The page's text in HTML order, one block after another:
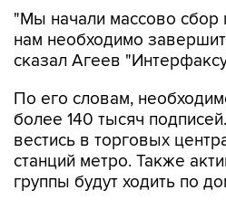
"Мы начали массово сбор
нам необходимо
сказал Агеев
По его словам,
более 140 тысяч
вестись в торговых
станций метро. Также
группы будут ходить по